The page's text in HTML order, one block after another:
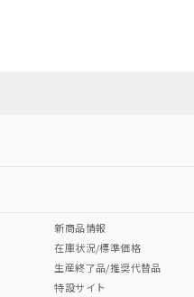
Cr(VI)
新商品情報
在庫状況/標準価格
生産終了品/推奨代替品
特設サイト